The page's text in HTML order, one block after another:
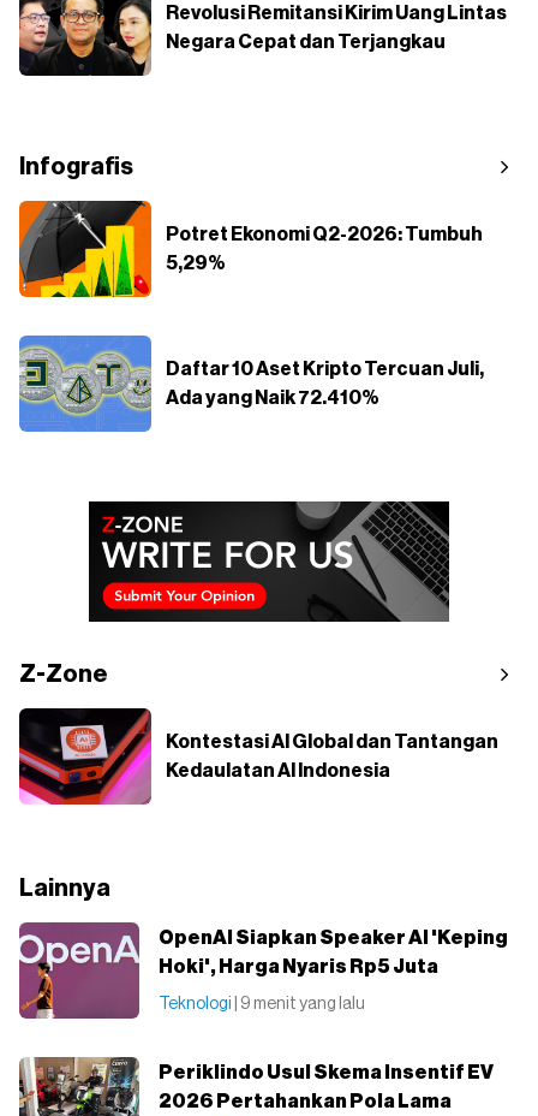
Revolusi Remitansi Kirim Uang Lintas
Negara Cepat dan Terjangkau
Infografis
Potret Ekonomi Q2-2026: Tumbuh
5,29%
Daftar 10 Aset Kripto Tercuan Juli,
Ada yang Naik 72.410%
Z-Zone
Kontestasi AI Global dan Tantangan
Kedaulatan AI Indonesia
Lainnya
OpenAI Siapkan Speaker AI 'Keping
Hoki', Harga Nyaris Rp5 Juta
Teknologi | 9 menit yang lalu
Periklindo Usul Skema Insentif EV
2026 Pertahankan Pola Lama